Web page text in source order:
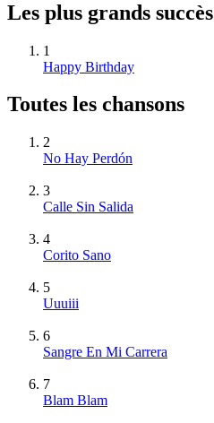
Les plus grands succès
1
Happy Birthday
Toutes les chansons
2
No Hay Perdón
3
Calle Sin Salida
4
Corito Sano
5
Uuuiii
6
Sangre En Mi Carrera
7
Blam Blam